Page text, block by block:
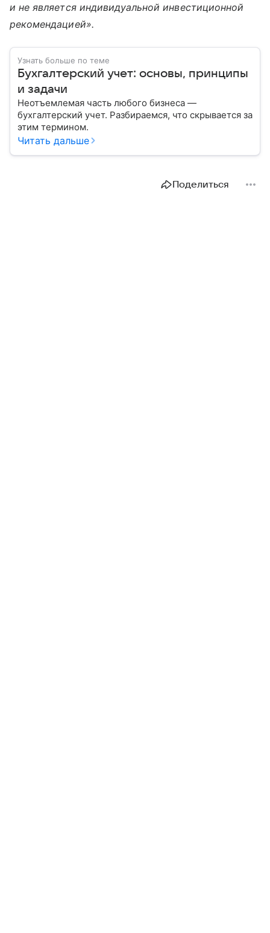
и не является индивидуальной инвестиционной
рекомендацией».
Узнать больше по теме
Бухгалтерский учет: основы, принципы
и задачи
Неотъемлемая часть любого бизнеса —
бухгалтерский учет. Разбираемся, что скрывается за
этим термином.
Читать дальше
Поделиться